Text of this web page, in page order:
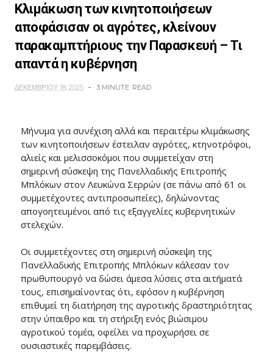
Κλιμάκωση των κινητοποιήσεων
αποφάσισαν οι αγρότες, κλείνουν
παρακαμπτήριους την Παρασκευή – Τι
απαντά η κυβέρνηση
ΔΕΚΕΜΒΡΊΟΥ 18, 2025 3 MINUTE READ
Mήνυμα για συνέχιση αλλά και περαιτέρω κλιμάκωσης
των κινητοποιήσεων έστειλαν αγρότες, κτηνοτρόφοι,
αλιείς και μελισσοκόμοι που συμμετείχαν στη
σημερινή σύσκεψη της Πανελλαδικής Επιτροπής
Μπλόκων στον Λευκώνα Σερρών (σε πάνω από 61 οι
συμμετέχοντες αντιπροσωπείες), δηλώνοντας
απογοητευμένοι από τις εξαγγελίες κυβερνητικών
στελεχών.
Οι συμμετέχοντες στη σημερινή σύσκεψη της
Πανελλαδικής Επιτροπής Μπλόκων κάλεσαν τον
πρωθυπουργό να δώσει άμεσα λύσεις στα αιτήματά
τους, επισημαίνοντας ότι, εφόσον η κυβέρνηση
επιθυμεί τη διατήρηση της αγροτικής δραστηριότητας
στην ύπαιθρο και τη στήριξη ενός βιώσιμου
αγροτικού τομέα, οφείλει να προχωρήσει σε
ουσιαστικές παρεμβάσεις.